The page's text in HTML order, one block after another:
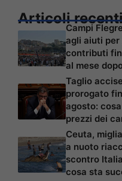
Articoli
Campi
agli aiuti
contributi
al mese
Taglio
prorogato
agosto:
prezzi dei
Ceuta,
a nuoto
scontro
cosa sta